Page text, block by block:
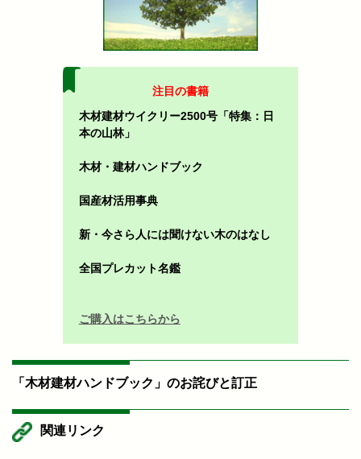
注目の書籍
木材建材ウイクリー2500号「特集：日
本の山林」
木材・建材ハンドブック
国産材活用事典
新・今さら人には聞けない木のはなし
全国プレカット名鑑
ご購入はこちらから
「木材建材ハンドブック」のお詫びと訂正
関連リンク